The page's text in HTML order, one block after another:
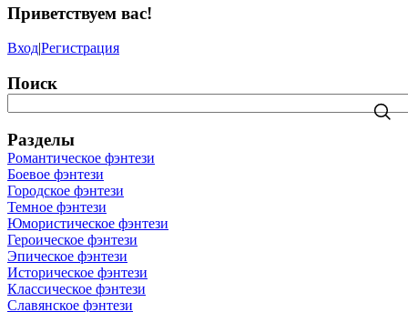
Приветствуем вас!
Вход|Регистрация
Поиск
Разделы
Романтическое фэнтези
Боевое фэнтези
Городское фэнтези
Темное фэнтези
Юмористическое фэнтези
Героическое фэнтези
Эпическое фэнтези
Историческое фэнтези
Классическое фэнтези
Славянское фэнтези